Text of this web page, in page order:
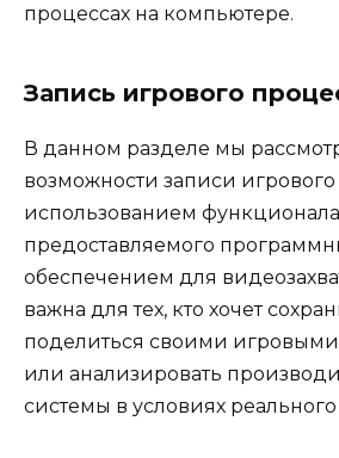
процессах на компьютере.
Запись игрового
В данном разделе мы
возможности записи
использованием
предоставляемого
обеспечением для
важна для тех, кто хочет
поделиться своими
или анализировать
системы в условиях